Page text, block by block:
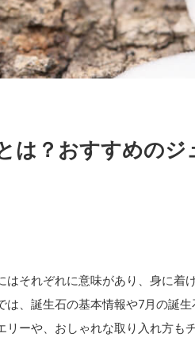
は？おすすめのジ
それぞれに意味があり、身に着
、誕生石の基本情報や7月の誕
ーや、おしゃれな取り入れ方も